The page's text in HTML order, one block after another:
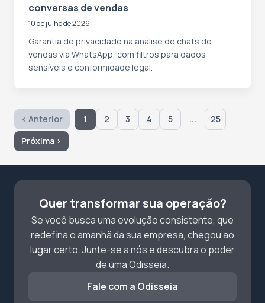
conversas de vendas
10 de julho de 2026
Garantia de privacidade na análise de chats de
vendas via WhatsApp, com filtros para dados
sensíveis e conformidade legal.
‹ Anterior 1 2 3 4 5 ...
25
Próxima ›
Quer transformar sua operação?
Se você busca uma evolução consistente, que
redefina o amanhã da sua empresa, chegou ao
lugar certo. Junte-se a nós e descubra o poder
de uma Odisseia.
Fale com a Odisseia